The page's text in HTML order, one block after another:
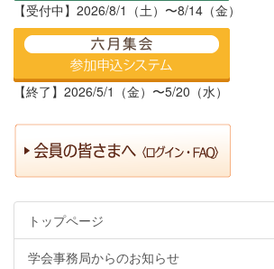
【受付中】2026/8/1（土）〜8/14（金）
【終了】2026/5/1（金）〜5/20（水）
トップページ
学会事務局からのお知らせ